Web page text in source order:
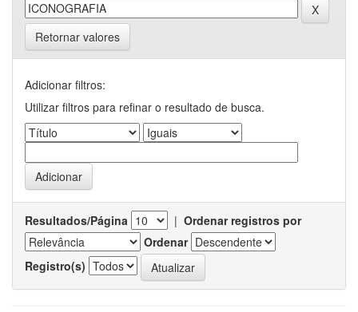
Retornar valores
Adicionar filtros:
Utilizar filtros para refinar o resultado de busca.
Resultados/Página | Ordenar registros por
Ordenar
Registro(s)